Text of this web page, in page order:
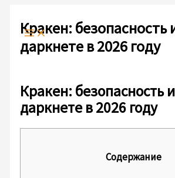
contenido
Кракен: безопасность
даркнете в 2026 году
Кракен: безопасность
даркнете в 2026 году
Содержание
aquí...
electrónico*